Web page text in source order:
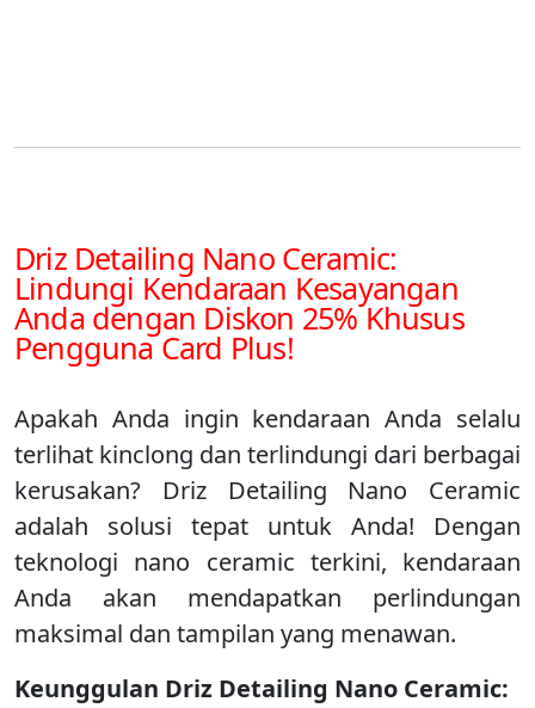
Driz Detailing Nano Ceramic:
Lindungi Kendaraan Kesayangan
Anda dengan Diskon 25% Khusus
Pengguna Card Plus!
Apakah Anda ingin kendaraan Anda selalu
terlihat kinclong dan terlindungi dari berbagai
kerusakan? Driz Detailing Nano Ceramic
adalah solusi tepat untuk Anda! Dengan
teknologi nano ceramic terkini, kendaraan
Anda akan mendapatkan perlindungan
maksimal dan tampilan yang menawan.
Keunggulan Driz Detailing Nano Ceramic: